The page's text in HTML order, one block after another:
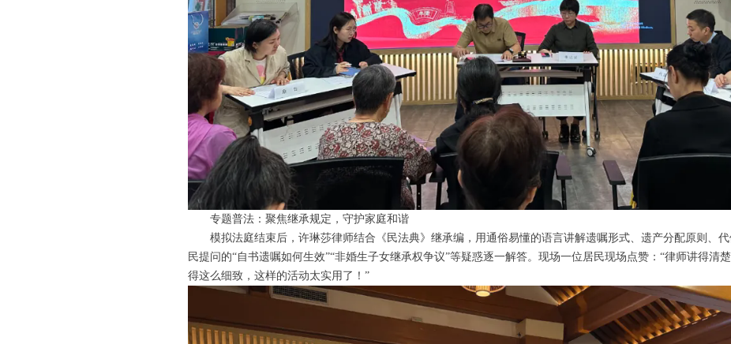
专题普法：聚焦继承规定，守护家庭和谐
模拟法庭结束后，许琳莎律师结合《民法典》继承编，用通俗易懂的语言讲解遗嘱形式、遗产分配原则、
民提问的“自书遗嘱如何生效”“非婚生子女继承权争议”等疑惑逐一解答。现场一位居民现场点赞：“律师讲得清
得这么细致，这样的活动太实用了！”